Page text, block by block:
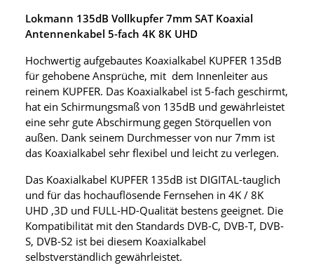
Lokmann 135dB Vollkupfer 7mm SAT Koaxial
Antennenkabel 5-fach 4K 8K UHD
Hochwertig aufgebautes Koaxialkabel KUPFER 135dB
für gehobene Ansprüche, mit dem Innenleiter aus
reinem KUPFER. Das Koaxialkabel ist 5-fach geschirmt,
hat ein Schirmungsmaß von 135dB und gewährleistet
eine sehr gute Abschirmung gegen Störquellen von
außen. Dank seinem Durchmesser von nur 7mm ist
das Koaxialkabel sehr flexibel und leicht zu verlegen.
Das Koaxialkabel KUPFER 135dB ist DIGITAL-tauglich
und für das hochauflösende Fernsehen in 4K / 8K
UHD ,3D und FULL-HD-Qualität bestens geeignet. Die
Kompatibilität mit den Standards DVB-C, DVB-T, DVB-
S, DVB-S2 ist bei diesem Koaxialkabel
selbstverständlich gewährleistet.